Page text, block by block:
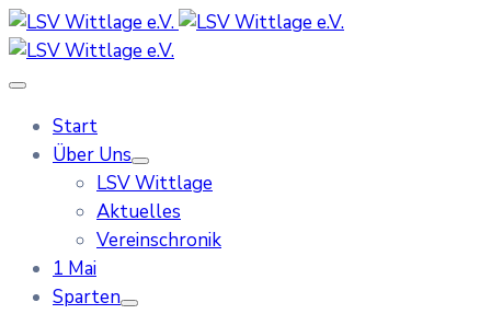
Start
Über Uns
LSV Wittlage
Aktuelles
Vereinschronik
1 Mai
Sparten